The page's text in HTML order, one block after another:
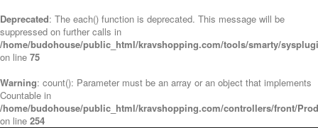
Deprecated: The each() function is deprecated. This message will be
suppressed on further calls in
/home/budohouse/public_html/kravshopping.com/tools/smarty/
on line 75
Warning: count(): Parameter must be an array or an object that implements
Countable in
/home/budohouse/public_html/kravshopping.com/controllers/front/
on line 254